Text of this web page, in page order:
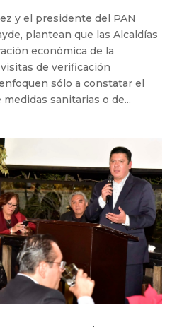
y el presidente del PAN
plantean que las Alcaldías
económica de la
de verificación
sólo a constatar el
sanitarias o de...